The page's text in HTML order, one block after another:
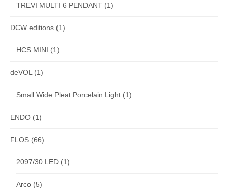
TREVI MULTI 6 PENDANT (1)
DCW editions (1)
HCS MINI (1)
deVOL(1)
Small Wide Pleat Porcelain Light (1)
ENDO (1)
FLOS (66)
2097/30 LED (1)
Arco (5)